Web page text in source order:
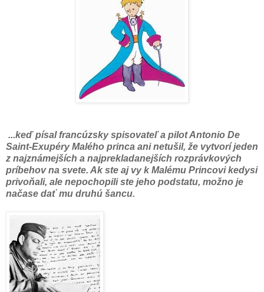
...keď písal francúzsky spisovateľ a pilotAntonio De
Saint-ExupéryMalého princa aninetušil, že vytvorí jeden
z najznámejších a najprekladanejších rozprávkových
príbehov na svete. Ak ste aj vy k Malému Princovi kedysi
privoňali, ale nepochopili ste jeho podstatu, možno je
načase dať mu druhú šancu.